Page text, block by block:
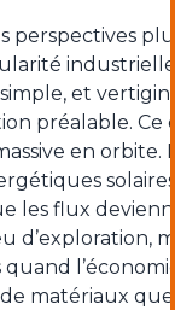
perspectives
et
préalable. Ce
en orbite.
les flux
d’exploration,
matériaux